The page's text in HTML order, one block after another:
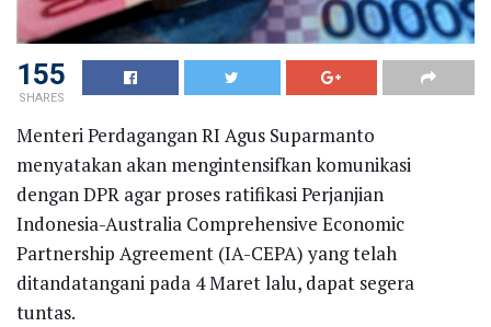
155
SHARES
Menteri Perdagangan RI Agus Suparmanto
menyatakan akan mengintensifkan komunikasi
dengan DPR agar proses ratifikasi Perjanjian
Indonesia-Australia Comprehensive Economic
Partnership Agreement (IA-CEPA) yang telah
ditandatangani pada 4 Maret lalu, dapat segera
tuntas.